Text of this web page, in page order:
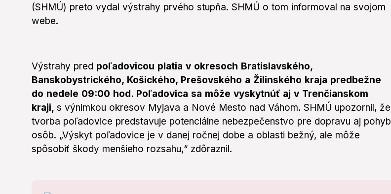
(SHMÚ) preto vydal výstrahy prvého stupňa. SHMÚ o tom informoval na svojom
webe.
Výstrahy pred poľadovicou platia v okresoch Bratislavského,
Banskobystrického, Košického, Prešovského a Žilinského kraja predbežne
do nedele 09:00 hod. Poľadovica sa môže vyskytnúť aj v Trenčianskom
kraji, s výnimkou okresov Myjava a Nové Mesto nad Váhom. SHMÚ upozornil, že
tvorba poľadovice predstavuje potenciálne nebezpečenstvo pre dopravu aj pohyb
osôb. „Výskyt poľadovice je v danej ročnej dobe a oblasti bežný, ale môže
spôsobiť škody menšieho rozsahu,“ zdôraznil.